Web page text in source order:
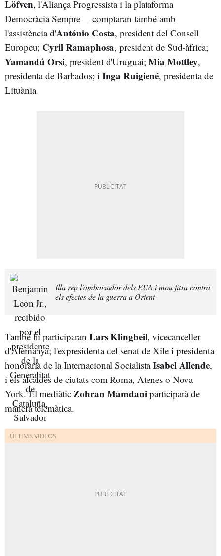
Löfven, l'Aliança Progressista i la plataforma
Democràcia Sempre— comptaran també amb
l'assistència d'António Costa, president del Consell
Europeu; Cyril Ramaphosa, president de Sud-àfrica;
Yamandú Orsi, president d'Uruguai; Mia Mottley,
presidenta de Barbados; i Inga Ruigiené, presidenta de
Lituània.
Illa rep l'ambaixador dels EUA i mou fitxa contra
els efectes de la guerra a Orient
També hi participaran Lars Klingbeil, vicecanceller
d'Alemanya; l'expresidenta del senat de Xile i presidenta
honorària de la Internacional SocialistaIsabel Allende,
i els alcaldes de ciutats com Roma, Atenes o Nova
York. El mediàtic Zohran Mamdani participarà de
manera telemàtica.